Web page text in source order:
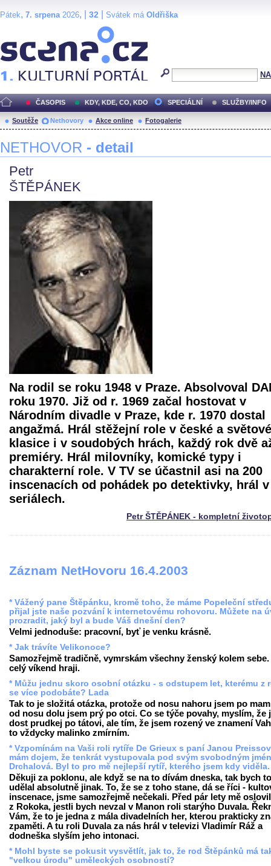
Pátek, 7. srpena2026, | 32 Svátek má Oldřiška
ČASOPIS KDY, KDE, CO, KDO SPECIÁLNÍ SLUŽBY/INFO
Soutěže Nethovory Akce online Fotogalerie
NETHOVOR - detail
Petr
ŠTĚPÁNEK
Na rodil se roku 1948 v Praze. Absolvoval
roku 1970. Již od r. 1969 začal hostovat v
Národním divadle v Praze, kde r. 1970 dostal
angažmá. Hrál stěžejní role v české a světové
klasice i v soudobých hrách, každý rok dvě
premiéry. Hrál milovníky, komické typy i
charakterní role. V TV se účastnil asi na 200
inscenacích od pohádek po detektivky, hrál v
seriálech.
Petr ŠTĚPÁNEK - kompletní
Záznam NetHovoru 16.4.2003
* Vážený pane Štěpánku, kromě toho, že máme Popeleční
přijal jste naše pozvání k internetovému rohovoru. Můžete na
prozradit, jaký byl a bude Váš dnešní den?
Velmi jednoduše: pracovní, byť je venku krásně.
* Jak trávíte Velikonoce?
Samozřejmě tradičně, vymrskám všechny ženský kolem
celý víkend hraji.
* Můžu jednu skoro osobní otázku - s odstupem let, kterému z
se více podobáte? Lada
Tak to je složitá otázka, protože od nosu nahoru jsem po
od nosu dolu jsem prý po otci. Co se týče povahy, myslím, že
dost prudkej po tátovi, ale tím, že jsem rozený ve znamení
to vždycky malinko zmírním.
* Vzpomínám na Vaši roli rytíře De Grieux s paní Janou
mám dojem, že tenkrát vystupovala pod svým svobodným
Drchalová. Byl to pro mě nejlepší rytíř, kterého jsem kdy viděla.
Děkuji za poklonu, ale když se na to dívám dneska, tak bych to
udělal absolutně jinak. To, že se z toho stane, dá se říci -
inscenace, jsme samozřejmě nečekali. Před pár lety mě
z Rokoka, jestli bych nevzal v Manon roli starýho Duvala.
Vám, že to je jedna z mála divadelních her, kterou prakticky
zpaměti. A tu roli Duvala za nás hrál v televizi Vladimír Ráž a
dodneška slyším jeho intonaci.
* Mohl byste se pokusit vysvětlít, jak to, že rod Štěpánků má
"velkou úrodu" uměleckých osobností?